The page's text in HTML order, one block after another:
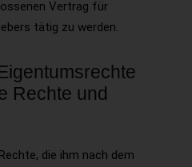
Vertrag für
tätig zu werden.
Rechte und
die ihm nach dem